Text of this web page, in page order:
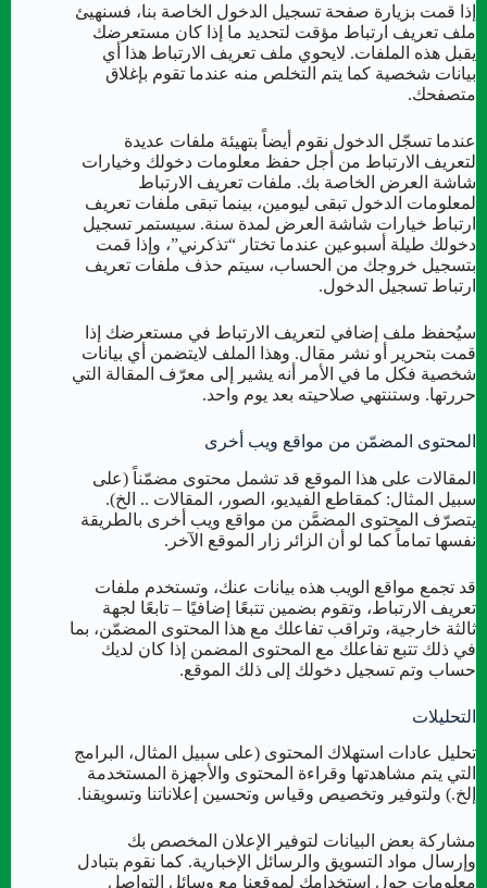
إذا قمت بزيارة صفحة تسجيل الدخول الخاصة بنا، فسنهيئ
ملف تعريف ارتباط مؤقت لتحديد ما إذا كان مستعرضك
يقبل هذه الملفات. لايحوي ملف تعريف الارتباط هذا أي
بيانات شخصية كما يتم التخلص منه عندما تقوم بإغلاق
متصفحك.
عندما تسجّل الدخول نقوم أيضاً بتهيئة ملفات عديدة
لتعريف الارتباط من أجل حفظ معلومات دخولك وخيارات
شاشة العرض الخاصة بك. ملفات تعريف الارتباط
لمعلومات الدخول تبقى ليومين، بينما تبقى ملفات تعريف
ارتباط خيارات شاشة العرض لمدة سنة. سيستمر تسجيل
دخولك طيلة أسبوعين عندما تختار “تذكرني”، وإذا قمت
بتسجيل خروجك من الحساب، سيتم حذف ملفات تعريف
ارتباط تسجيل الدخول.
سيُحفظ ملف إضافي لتعريف الارتباط في مستعرضك إذا
قمت بتحرير أو نشر مقال. وهذا الملف لايتضمن أي بيانات
شخصية فكل ما في الأمر أنه يشير إلى معرّف المقالة التي
حررتها. وستنتهي صلاحيته بعد يوم واحد.
المحتوى المضمّن من مواقع ويب أخرى
المقالات على هذا الموقع قد تشمل محتوى مضمّناً (على
سبيل المثال: كمقاطع الفيديو، الصور، المقالات .. الخ).
يتصرّف المحتوى المضمَّن من مواقع ويب أخرى بالطريقة
نفسها تماماً كما لو أن الزائر زار الموقع الآخر.
قد تجمع مواقع الويب هذه بيانات عنك، وتستخدم ملفات
تعريف الارتباط، وتقوم بضمين تتبعًا إضافيًا – تابعًا لجهة
ثالثة خارجية، وتراقب تفاعلك مع هذا المحتوى المضمّن، بما
في ذلك تتبع تفاعلك مع المحتوى المضمن إذا كان لديك
حساب وتم تسجيل دخولك إلى ذلك الموقع.
التحليلات
تحليل عادات استهلاك المحتوى (على سبيل المثال، البرامج
التي يتم مشاهدتها وقراءة المحتوى والأجهزة المستخدمة
إلخ.) ولتوفير وتخصيص وقياس وتحسين إعلاناتنا وتسويقنا.
مشاركة بعض البيانات لتوفير الإعلان المخصص بك
وإرسال مواد التسويق والرسائل الإخبارية. كما نقوم بتبادل
معلومات حول استخدامك لموقعنا مع وسائل التواصل